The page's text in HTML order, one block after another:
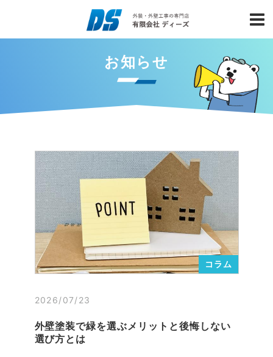
お知らせ
コラム
2026/07/23
外壁塗装で緑を選ぶメリットと後悔しない
選び方とは